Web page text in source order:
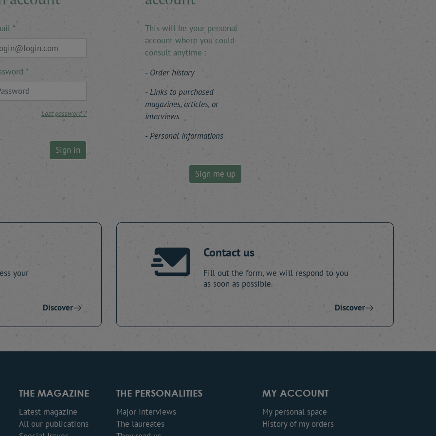
Lost password ?
Sign in
This will be your personal
account where you could
consult anytime :
Order history
Links to purchased
magazines, articles, or
interviews
Personal informations
Sign me up
your
Discover
Contact us
Fill out the form, we will respond to you
as soon as possible.
Discover
THE MAGAZINE
Latest magazine
All our publications
THE PERSONALITIES
Major Interviews
The laureates
MY ACCOUNT
My personal space
History of my orders